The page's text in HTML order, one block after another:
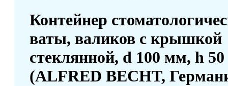
Контейнер
ваты, валиков с крышкой
стеклянной, d 100 мм, h
(ALFRED BECHT,